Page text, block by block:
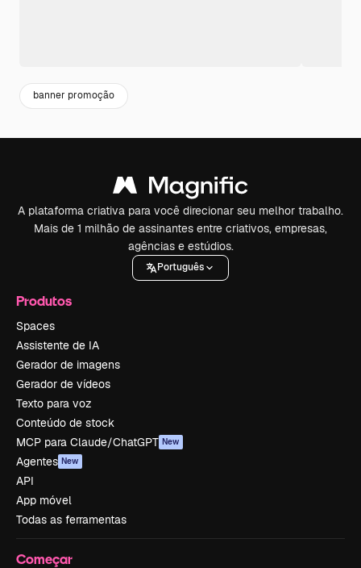
banner promoção
A plataforma criativa para você direcionar seu melhor trabalho.
Mais de 1 milhão de assinantes entre criativos, empresas,
agências e estúdios.
Português
Produtos
Spaces
Assistente de IA
Gerador de imagens
Gerador de vídeos
Texto para voz
Conteúdo de stock
MCP para Claude/ChatGPT New
Agentes New
API
App móvel
Todas as ferramentas
Começar